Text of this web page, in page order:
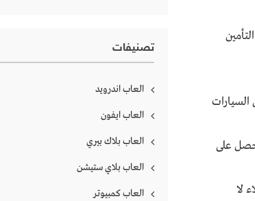
السيارات
على
لا
تصنيفات
العاب اندرويد
العاب ايفون
العاب بلاك بيري
العاب بلاي ستيشن
العاب كمبيوتر